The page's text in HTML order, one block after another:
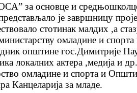
за основце и
је завршницу
стотинак малдих ,а
омладине и
општине гос.Димитрије
локалних актера ,медија и
омладине и спорта и
Канцеларија за младе.